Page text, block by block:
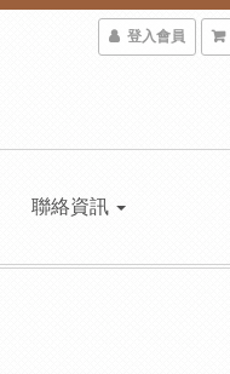
登入會員
聯絡資訊